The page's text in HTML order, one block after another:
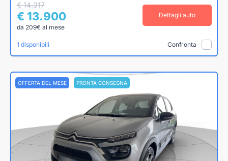
€ 14.317
€ 13.900
da 209€ al mese
Dettagli auto
1 disponibili Confronta
OFFERTA DEL MESE PRONTA CONSEGNA